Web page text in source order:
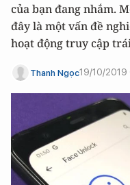
của bạn đang nhắm.
đây là một vấn đề
hoạt động truy cập
Thanh Ngọc19/10/